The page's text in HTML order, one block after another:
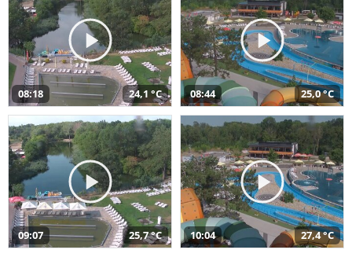
08:18 24,1 °C 08:44 25,0 °C
09:07 25,7 °C 10:04 27,4 °C